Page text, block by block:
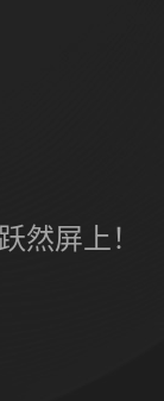
然屏上！